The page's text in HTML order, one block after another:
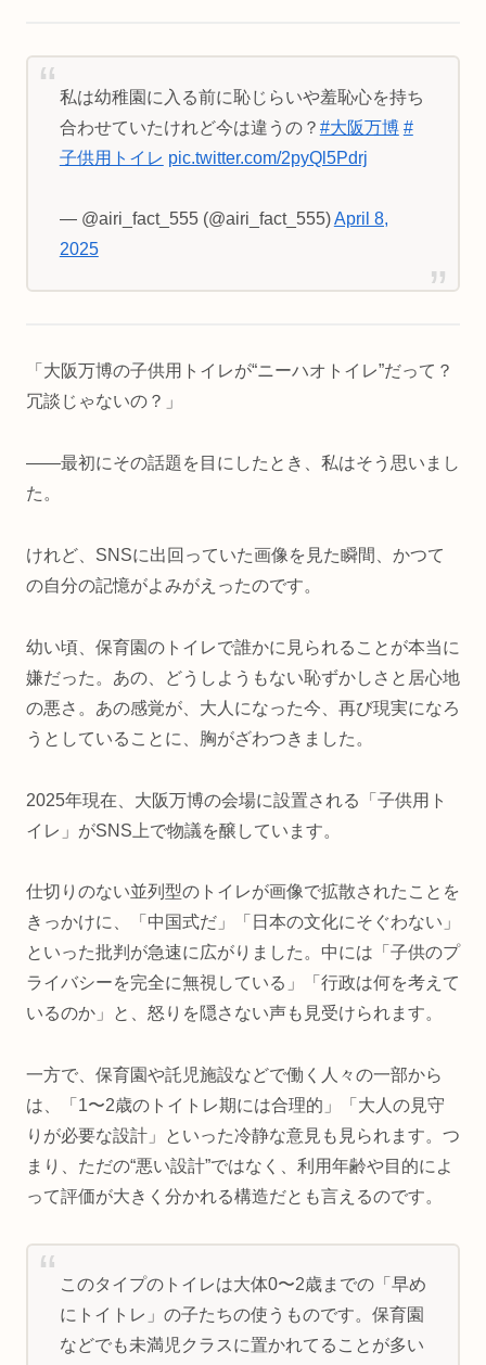
私は幼稚園に入る前に恥じらいや羞恥心を持ち
合わせていたけれど今は違うの？ #大阪万博 #
子供用トイレ pic.twitter.com/2pyQl5Pdrj
— @airi_fact_555 (@airi_fact_555)April 8,
2025
「大阪万博の子供用トイレが“ニーハオトイレ”だって？
冗談じゃないの？」
——最初にその話題を目にしたとき、私はそう思いまし
た。
けれど、SNSに出回っていた画像を見た瞬間、かつて
の自分の記憶がよみがえったのです。
幼い頃、保育園のトイレで誰かに見られることが本当に
嫌だった。あの、どうしようもない恥ずかしさと居心地
の悪さ。あの感覚が、大人になった今、再び現実になろ
うとしていることに、胸がざわつきました。
2025年現在、大阪万博の会場に設置される「子供用ト
イレ」がSNS上で物議を醸しています。
仕切りのない並列型のトイレが画像で拡散されたことを
きっかけに、「中国式だ」「日本の文化にそぐわない」
といった批判が急速に広がりました。中には「子供のプ
ライバシーを完全に無視している」「行政は何を考えて
いるのか」と、怒りを隠さない声も見受けられます。
一方で、保育園や託児施設などで働く人々の一部から
は、「1〜2歳のトイトレ期には合理的」「大人の見守
りが必要な設計」といった冷静な意見も見られます。つ
まり、ただの“悪い設計”ではなく、利用年齢や目的によ
って評価が大きく分かれる構造だとも言えるのです。
このタイプのトイレは大体0〜2歳までの「早め
にトイトレ」の子たちの使うものです。保育園
などでも未満児クラスに置かれてることが多い